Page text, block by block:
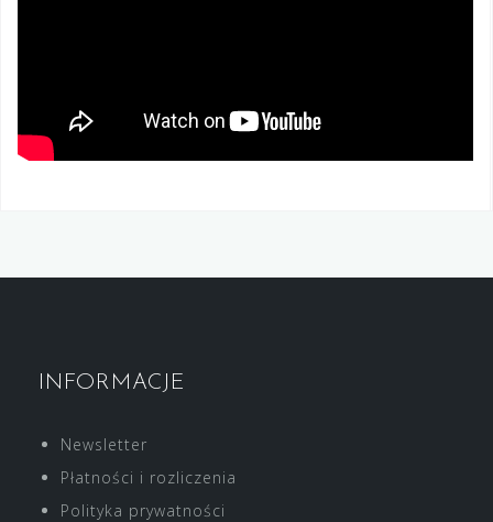
INFORMACJE
Newsletter
Płatności i rozliczenia
Polityka prywatności